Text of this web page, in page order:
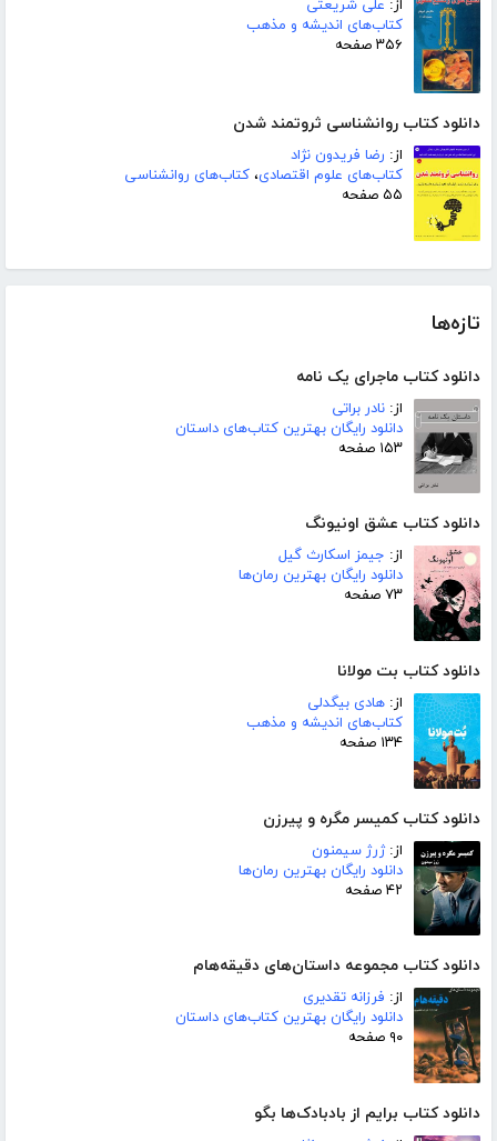
از: علی شریعتی
کتاب‌های اندیشه و مذهب
۳۵۶ صفحه
دانلود کتاب روانشناسی ثروتمند شدن
از: رضا فریدون نژاد
کتاب‌های علوم اقتصادی، کتاب‌های روانشناسی
۵۵ صفحه
تازه‌ها
دانلود کتاب ماجرای یک نامه
از: نادر براتی
دانلود رایگان بهترین کتاب‌های داستان
۱۵۳ صفحه
دانلود کتاب عشق اونیونگ
از: جیمز اسکارث گیل
دانلود رایگان بهترین رمان‌ها
۷۳ صفحه
دانلود کتاب بت مولانا
از: هادی بیگدلی
کتاب‌های اندیشه و مذهب
۱۳۴ صفحه
دانلود کتاب کمیسر مگره و پیرزن
از:ژرژ سیمنون
دانلود رایگان بهترین رمان‌ها
۴۲ صفحه
دانلود کتاب مجموعه داستان‌های دقیقه‌هام
از: فرزانه تقدیری
دانلود رایگان بهترین کتاب‌های داستان
۹۰ صفحه
دانلود کتاب برایم از بادبادک‌ها بگو